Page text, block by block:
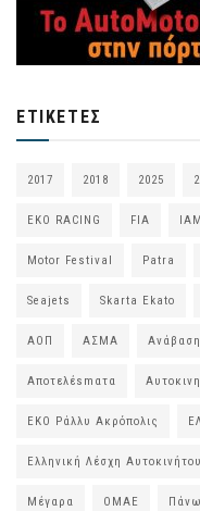
ΕΤΙΚΈΤΕΣ
2017 2018 2025
EKO RACING FIA
Motor Festival Patra
Seajets Skarta Ekato
ΑΟΠ ΑΣΜΑ Ανάβαση
Αποτελέsmατα
ΕΚΟ Ράλλυ Ακρόπολις
Ελληνική Λέσχη
Μέγαρα ΟΜΑΕ